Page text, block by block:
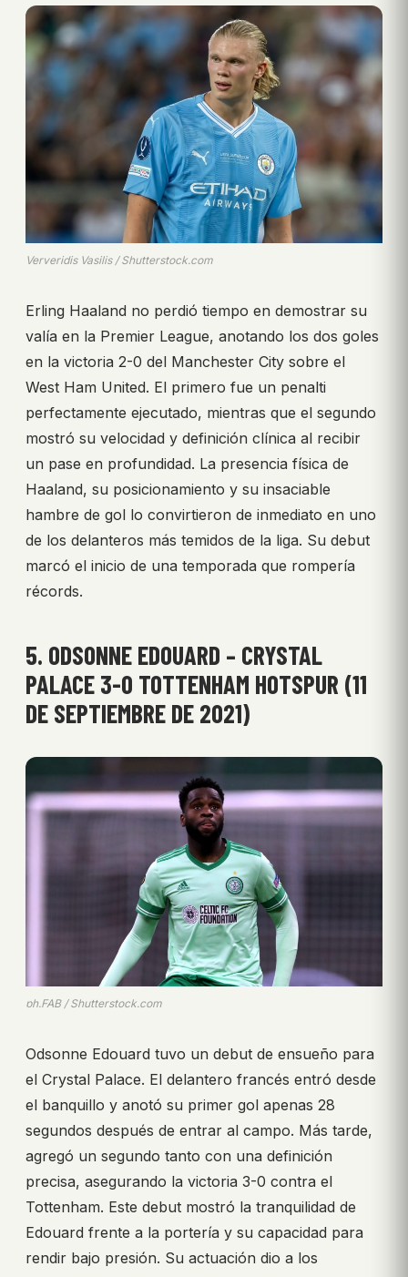
Ververidis Vasilis / Shutterstock.com
Erling Haaland no perdió tiempo en demostrar su
valía en la Premier League, anotando los dos goles
en la victoria 2-0 del Manchester City sobre el
West Ham United. El primero fue un penalti
perfectamente ejecutado, mientras que el segundo
mostró su velocidad y definición clínica al recibir
un pase en profundidad. La presencia física de
Haaland, su posicionamiento y su insaciable
hambre de gol lo convirtieron de inmediato en uno
de los delanteros más temidos de la liga. Su debut
marcó el inicio de una temporada que rompería
récords.
5. ODSONNE EDOUARD – CRYSTAL
PALACE 3-0 TOTTENHAM HOTSPUR (11
DE SEPTIEMBRE DE 2021)
ph.FAB / Shutterstock.com
Odsonne Edouard tuvo un debut de ensueño para
el Crystal Palace. El delantero francés entró desde
el banquillo y anotó su primer gol apenas 28
segundos después de entrar al campo. Más tarde,
agregó un segundo tanto con una definición
precisa, asegurando la victoria 3-0 contra el
Tottenham. Este debut mostró la tranquilidad de
Edouard frente a la portería y su capacidad para
rendir bajo presión. Su actuación dio a los